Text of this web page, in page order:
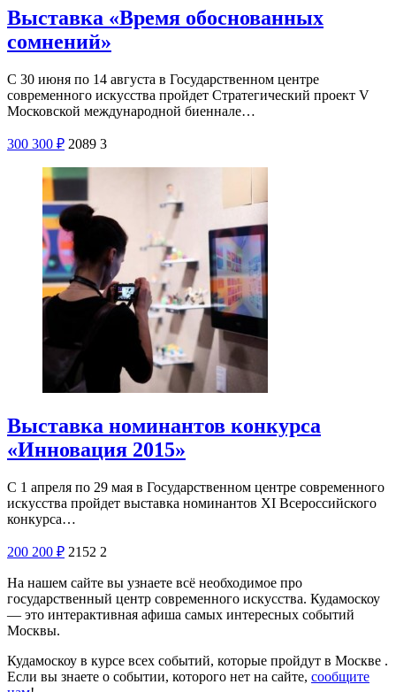
Выставка «Время обоснованных
сомнений»
С 30 июня по 14 августа в Государственном центре
современного искусства пройдет Стратегический проект V
Московской международной биеннале…
300 300 ₽ 2089 3
Выставка номинантов конкурса
«Инновация 2015»
С 1 апреля по 29 мая в Государственном центре современного
искусства пройдет выставка номинантов XI Всероссийского
конкурса…
200 200 ₽ 2152 2
На нашем сайте вы узнаете всё необходимое про
государственный центр современного искусства. Кудамоскоу
— это интерактивная афиша самых интересных событий
Москвы.
Кудамоскоу в курсе всех событий, которые пройдут в Москве .
Если вы знаете о событии, которого нет на сайте, сообщите